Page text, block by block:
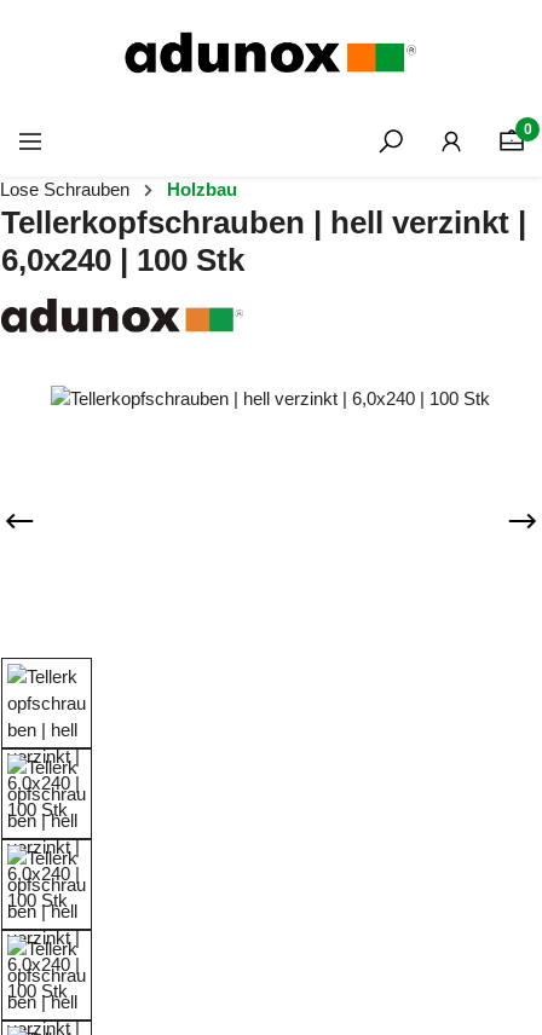
0
Lose Schrauben Holzbau
Tellerkopfschrauben | hell verzinkt |
6,0x240 | 100 Stk
Bildergalerie überspringen